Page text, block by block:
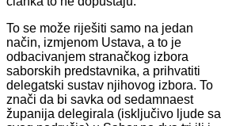
To se može riješiti samo na jedan
način, izmjenom Ustava, a to je
odbacivanjem stranačkog izbora
saborskih predstavnika, a prihvatiti
delegatski sustav njihovog izbora. To
znači da bi savka od sedamnaest
županija delegirala (isključivo ljude sa